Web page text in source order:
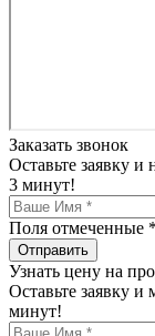
Заказать звонок
Оставьте заявку и
3 минут!
Поля отмеченные *
Узнать цену на
Оставьте заявку
минут!